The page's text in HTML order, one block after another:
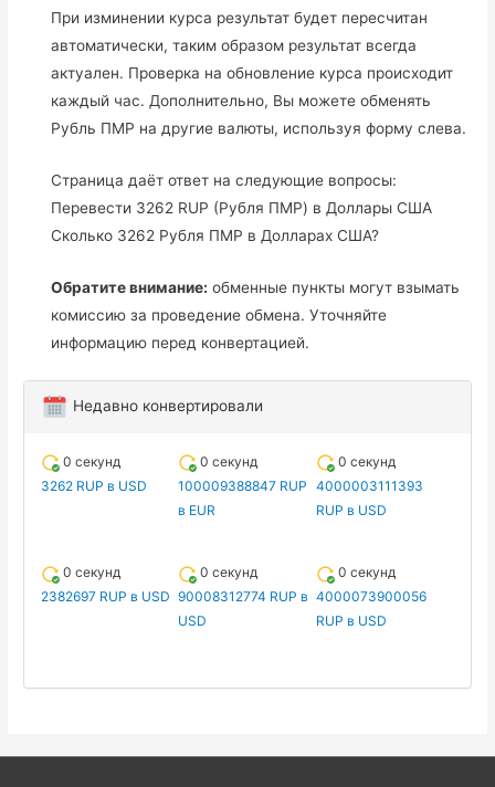
При изминении курса результат будет пересчитан
автоматически, таким образом результат всегда
актуален. Проверка на обновление курса происходит
каждый час. Дополнительно, Вы можете обменять
Рубль ПМР на другие валюты, используя форму слева.
Страница даёт ответ на следующие вопросы:
Перевести 3262 RUP (Рубля ПМР) в Доллары США
Сколько 3262 Рубля ПМР в Долларах США?
Обратите внимание: обменные пункты могут взымать
комиссию за проведение обмена. Уточняйте
информацию перед конвертацией.
Недавно конвертировали
0 секунд
3262 RUP в USD
0 секунд
100009388847 RUP
в EUR
0 секунд
4000003111393
RUP в USD
0 секунд
2382697 RUP в USD
0 секунд
90008312774 RUP в
USD
0 секунд
4000073900056
RUP в USD